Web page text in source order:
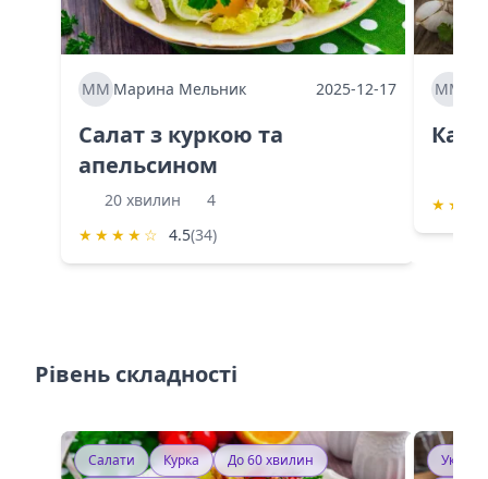
ММ Марина Мельник 2025-12-17
Салат з куркою та
апельсином
20 хвилин
4
★ ★ ★ ★ ☆ 4.5(34)
ММ
★ ★
Рівень складності
Салати Курка
До 60 хвилин